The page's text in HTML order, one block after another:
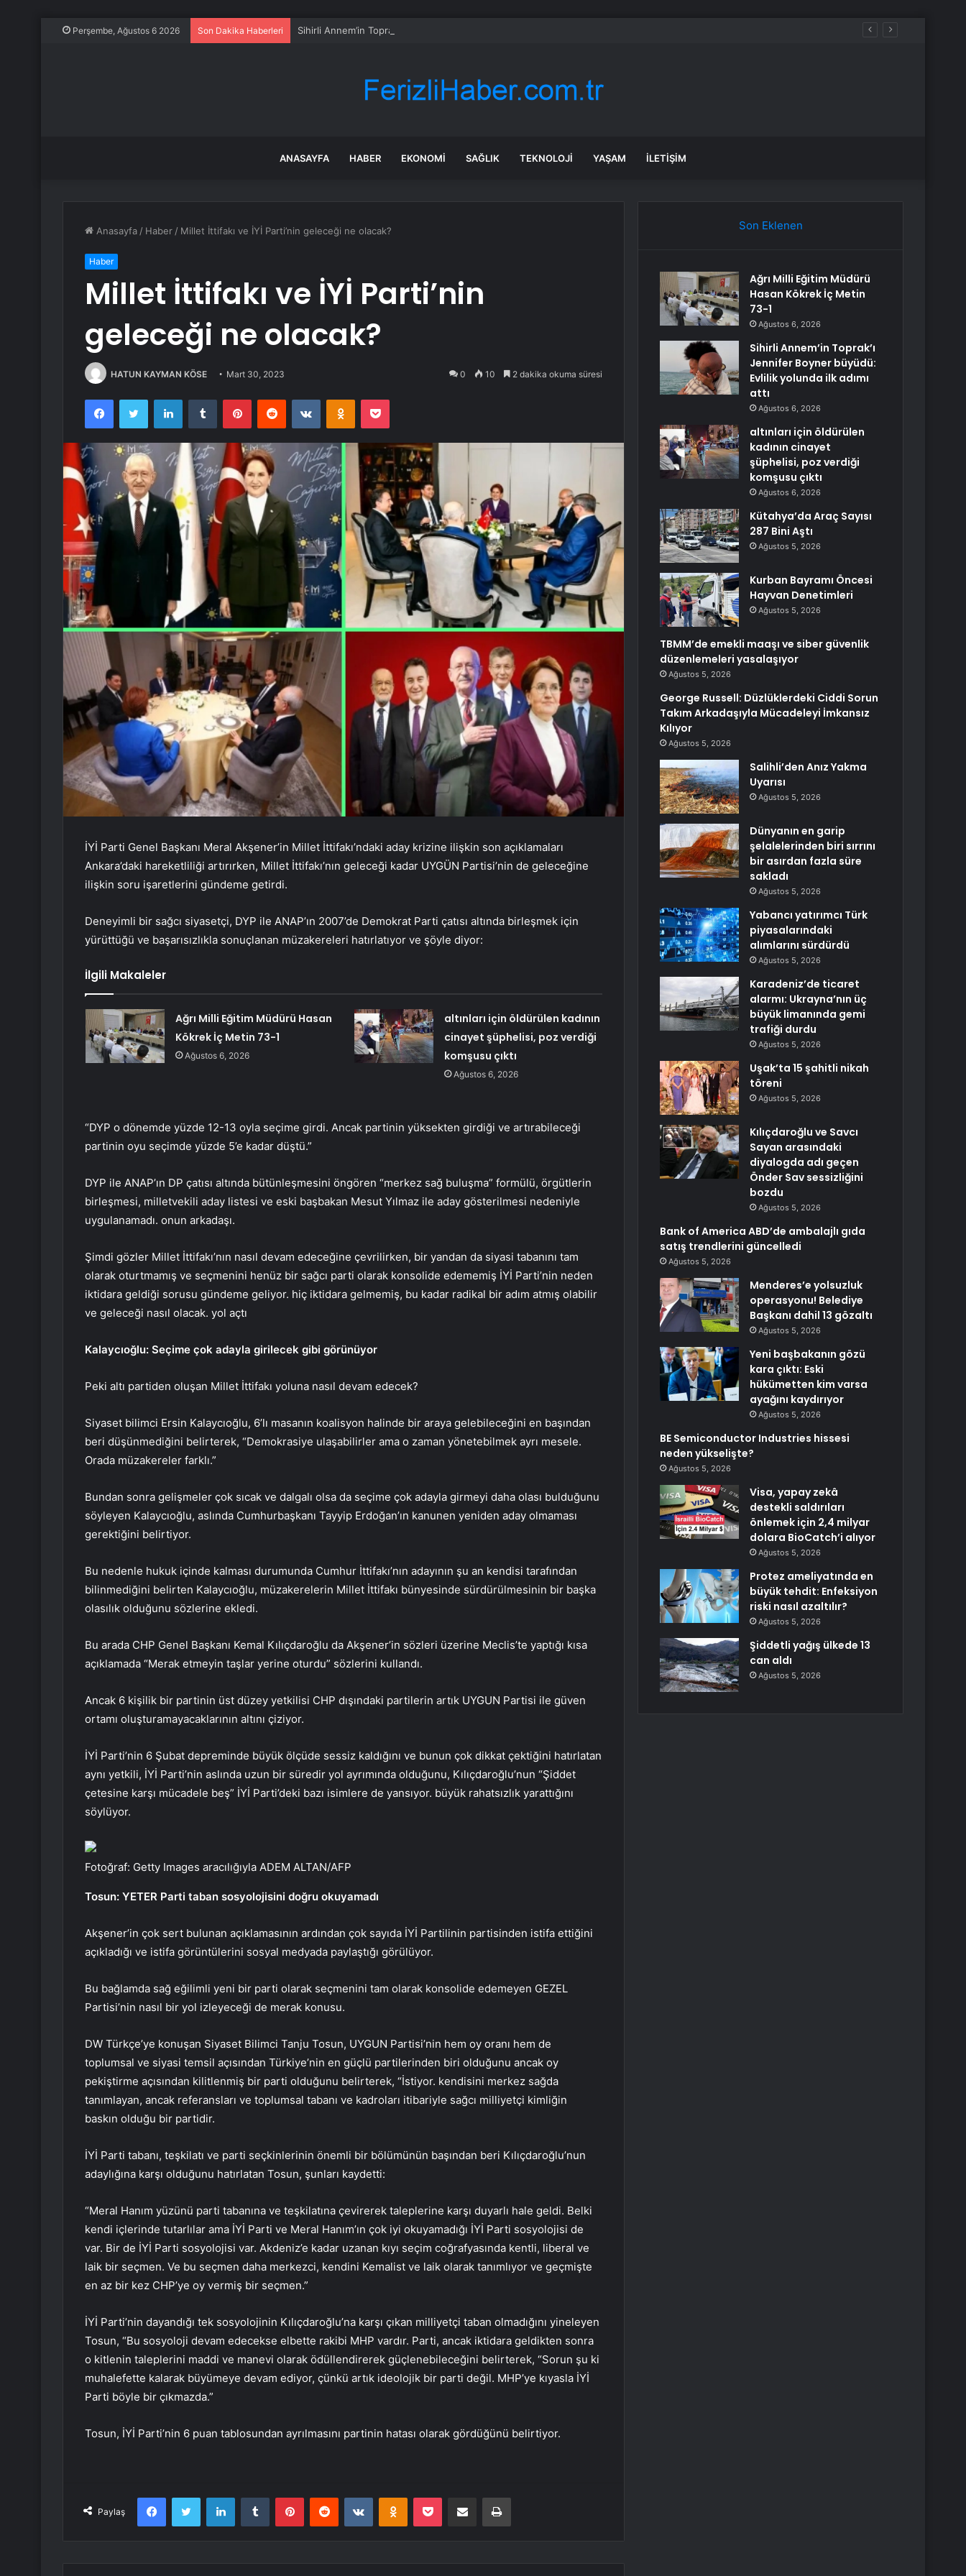
Perşembe, Ağustos 6 2026 Son Dakika Haberleri Sihirli Annem’in Toprak’ı Jennifer Boyner büyüdü: Evlilik yolunda ilk adımı attı
ANASAYFA HABER EKONOMI SAĞLIK TEKNOLOJI YAŞAM İLETIŞIM
Anasayfa / Haber / Millet İttifakı ve İYİ Parti’nin geleceği ne olacak?
Haber
Millet İttifakı ve İYİ Parti’nin
geleceği ne olacak?
HATUN KAYMAN KÖSE Mart 30, 2023 0 10 2 dakika okuma süresi
FacebookTwitter LinkedInTumblr PinterestReddit VKontakteOdnoklassniki
Pocket
İYİ Parti Genel Başkanı Meral Akşener’in Millet İttifakı’ndaki aday krizine ilişkin son açıklamaları
Ankara’daki hareketliliği artırırken, Millet İttifakı’nın geleceği kadar UYGÜN Partisi’nin de geleceğine
ilişkin soru işaretlerini gündeme getirdi.
Deneyimli bir sağcı siyasetçi, DYP ile ANAP’ın 2007’de Demokrat Parti çatısı altında birleşmek için
yürüttüğü ve başarısızlıkla sonuçlanan müzakereleri hatırlatıyor ve şöyle diyor:
İlgili Makaleler
Ağrı Milli Eğitim Müdürü Hasan
Kökrek İç Metin 73-1
Ağustos 6, 2026
altınları için öldürülen kadının
cinayet şüphelisi, poz verdiği
komşusu çıktı
Ağustos 6, 2026
“DYP o dönemde yüzde 12-13 oyla seçime girdi. Ancak partinin yüksekten girdiği ve artırabileceği
partinin oyu seçimde yüzde 5’e kadar düştü.”
DYP ile ANAP’ın DP çatısı altında bütünleşmesini öngören “merkez sağ buluşma” formülü, örgütlerin
birleşmesi, milletvekili aday listesi ve eski başbakan Mesut Yılmaz ile aday gösterilmesi nedeniyle
uygulanamadı. onun arkadaşı.
Şimdi gözler Millet İttifakı’nın nasıl devam edeceğine çevrilirken, bir yandan da siyasi tabanını tam
olarak oturtmamış ve seçmenini henüz bir sağcı parti olarak konsolide edememiş İYİ Parti’nin neden
iktidara geldiği sorusu gündeme geliyor. hiç iktidara gelmemiş, bu kadar radikal bir adım atmış olabilir
ve geleceği nasıl olacak. yol açtı
Kalaycıoğlu: Seçime çok adayla girilecek gibi görünüyor
Peki altı partiden oluşan Millet İttifakı yoluna nasıl devam edecek?
Siyaset bilimci Ersin Kalaycıoğlu, 6’lı masanın koalisyon halinde bir araya gelebileceğini en başından
beri düşünmediğini belirterek, “Demokrasiye ulaşabilirler ama o zaman yönetebilmek ayrı mesele.
Orada müzakereler farklı.”
Bundan sonra gelişmeler çok sıcak ve dalgalı olsa da seçime çok adayla girmeyi daha olası bulduğunu
söyleyen Kalaycıoğlu, aslında Cumhurbaşkanı Tayyip Erdoğan’ın kanunen yeniden aday olmaması
gerektiğini belirtiyor.
Bu nedenle hukuk içinde kalması durumunda Cumhur İttifakı’nın adayının şu an kendisi tarafından
bilinmediğini belirten Kalaycıoğlu, müzakerelerin Millet İttifakı bünyesinde sürdürülmesinin bir başka
olasılık olduğunu sözlerine ekledi.
Bu arada CHP Genel Başkanı Kemal Kılıçdaroğlu da Akşener’in sözleri üzerine Meclis’te yaptığı kısa
açıklamada “Merak etmeyin taşlar yerine oturdu” sözlerini kullandı.
Ancak 6 kişilik bir partinin üst düzey yetkilisi CHP dışındaki partilerin artık UYGUN Partisi ile güven
ortamı oluşturamayacaklarının altını çiziyor.
İYİ Parti’nin 6 Şubat depreminde büyük ölçüde sessiz kaldığını ve bunun çok dikkat çektiğini hatırlatan
aynı yetkili, İYİ Parti’nin aslında uzun bir süredir yol ayrımında olduğunu, Kılıçdaroğlu’nun “Şiddet
çetesine karşı mücadele beş” İYİ Parti’deki bazı isimlere de yansıyor. büyük rahatsızlık yarattığını
söylüyor.
Fotoğraf: Getty Images aracılığıyla ADEM ALTAN/AFP
Tosun: YETER Parti taban sosyolojisini doğru okuyamadı
Akşener’in çok sert bulunan açıklamasının ardından çok sayıda İYİ Partilinin partisinden istifa ettiğini
açıkladığı ve istifa görüntülerini sosyal medyada paylaştığı görülüyor.
Bu bağlamda sağ eğilimli yeni bir parti olarak seçmenini tam olarak konsolide edemeyen GEZEL
Partisi’nin nasıl bir yol izleyeceği de merak konusu.
DW Türkçe’ye konuşan Siyaset Bilimci Tanju Tosun, UYGUN Partisi’nin hem oy oranı hem de
toplumsal ve siyasi temsil açısından Türkiye’nin en güçlü partilerinden biri olduğunu ancak oy
pekiştirme açısından kilitlenmiş bir parti olduğunu belirterek, “İstiyor. kendisini merkez sağda
tanımlayan, ancak referansları ve toplumsal tabanı ve kadroları itibariyle sağcı milliyetçi kimliğin
baskın olduğu bir partidir.
İYİ Parti tabanı, teşkilatı ve parti seçkinlerinin önemli bir bölümünün başından beri Kılıçdaroğlu’nun
adaylığına karşı olduğunu hatırlatan Tosun, şunları kaydetti:
“Meral Hanım yüzünü parti tabanına ve teşkilatına çevirerek taleplerine karşı duyarlı hale geldi. Belki
kendi içlerinde tutarlılar ama İYİ Parti ve Meral Hanım’ın çok iyi okuyamadığı İYİ Parti sosyolojisi de
var. Bir de İYİ Parti sosyolojisi var. Akdeniz’e kadar uzanan kıyı seçim coğrafyasında kentli, liberal ve
laik bir seçmen. Ve bu seçmen daha merkezci, kendini Kemalist ve laik olarak tanımlıyor ve geçmişte
en az bir kez CHP’ye oy vermiş bir seçmen.”
İYİ Parti’nin dayandığı tek sosyolojinin Kılıçdaroğlu’na karşı çıkan milliyetçi taban olmadığını yineleyen
Tosun, “Bu sosyoloji devam edecekse elbette rakibi MHP vardır. Parti, ancak iktidara geldikten sonra
o kitlenin taleplerini maddi ve manevi olarak ödüllendirerek güçlenebileceğini belirterek, “Sorun şu ki
muhalefette kalarak büyümeye devam ediyor, çünkü artık ideolojik bir parti değil. MHP’ye kıyasla İYİ
Parti böyle bir çıkmazda.”
Tosun, İYİ Parti’nin 6 puan tablosundan ayrılmasını partinin hatası olarak gördüğünü belirtiyor.
Paylaş
FacebookTwitter LinkedInTumblr PinterestReddit VKontakteOdnoklassniki
Pocket E-Posta ile paylaş Yazdır
Son Eklenen
Ağrı Milli Eğitim Müdürü
Hasan Kökrek İç Metin
73-1
Ağustos 6, 2026
Sihirli Annem’in Toprak’ı
Jennifer Boyner büyüdü:
Evlilik yolunda ilk adımı
attı
Ağustos 6, 2026
altınları için öldürülen
kadının cinayet
şüphelisi, poz verdiği
komşusu çıktı
Ağustos 6, 2026
Kütahya’da Araç Sayısı
287 Bini Aştı
Ağustos 5, 2026
Kurban Bayramı Öncesi
Hayvan Denetimleri
Ağustos 5, 2026
TBMM’de emekli maaşı ve siber güvenlik
düzenlemeleri yasalaşıyor
Ağustos 5, 2026
George Russell: Düzlüklerdeki Ciddi Sorun
Takım Arkadaşıyla Mücadeleyi İmkansız
Kılıyor
Ağustos 5, 2026
Salihli’den Anız Yakma
Uyarısı
Ağustos 5, 2026
Dünyanın en garip
şelalelerinden biri sırrını
bir asırdan fazla süre
sakladı
Ağustos 5, 2026
Yabancı yatırımcı Türk
piyasalarındaki
alımlarını sürdürdü
Ağustos 5, 2026
Karadeniz’de ticaret
alarmı: Ukrayna’nın üç
büyük limanında gemi
trafiği durdu
Ağustos 5, 2026
Uşak’ta 15 şahitli nikah
töreni
Ağustos 5, 2026
Kılıçdaroğlu ve Savcı
Sayan arasındaki
diyalogda adı geçen
Önder Sav sessizliğini
bozdu
Ağustos 5, 2026
Bank of America ABD’de ambalajlı gıda
satış trendlerini güncelledi
Ağustos 5, 2026
Menderes’e yolsuzluk
operasyonu! Belediye
Başkanı dahil 13 gözaltı
Ağustos 5, 2026
Yeni başbakanın gözü
kara çıktı: Eski
hükümetten kim varsa
ayağını kaydırıyor
Ağustos 5, 2026
BE Semiconductor Industries hissesi
neden yükselişte?
Ağustos 5, 2026
Visa, yapay zekâ
destekli saldırıları
önlemek için 2,4 milyar
dolara BioCatch’i alıyor
Ağustos 5, 2026
Protez ameliyatında en
büyük tehdit: Enfeksiyon
riski nasıl azaltılır?
Ağustos 5, 2026
Şiddetli yağış ülkede 13
can aldı
Ağustos 5, 2026